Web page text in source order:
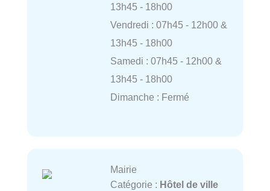
13h45 - 18h00
Vendredi : 07h45 - 12h00 &
13h45 - 18h00
Samedi : 07h45 - 12h00 &
13h45 - 18h00
Dimanche : Fermé
Mairie
Catégorie : Hôtel de ville